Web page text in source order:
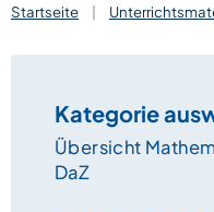
Startseite |
Kategorie
Übersicht
DaZ